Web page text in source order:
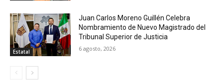
Estatal
Juan Carlos Moreno Guillén Celebra
Nombramiento de Nuevo Magistrado del
Tribunal Superior de Justicia
6 agosto, 2026